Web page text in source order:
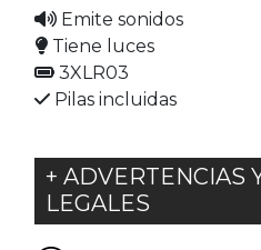
Emite sonidos
Tiene luces
3XLR03
Pilas incluidas
+ ADVERTENCIAS
LEGALES